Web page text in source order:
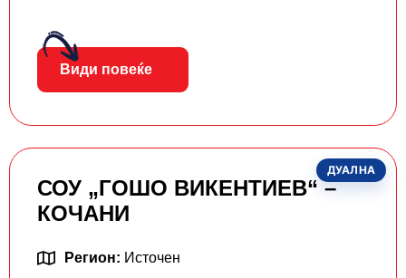
Види повеќе
ДУАЛНА
СОУ „ГОШО ВИКЕНТИЕВ“ –
КОЧАНИ
Регион: Источен